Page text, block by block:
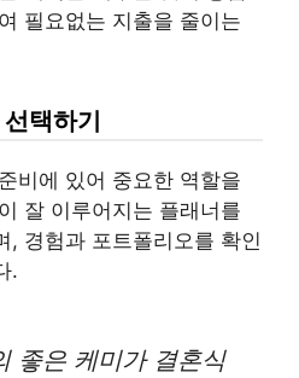
필요없는 지출을 줄이는
택하기
비에 있어 중요한 역할을
이 잘 이루어지는 플래너를
, 경험과 포트폴리오를 확인
.
좋은 케미가 결혼식